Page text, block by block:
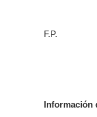
F.P.
Información